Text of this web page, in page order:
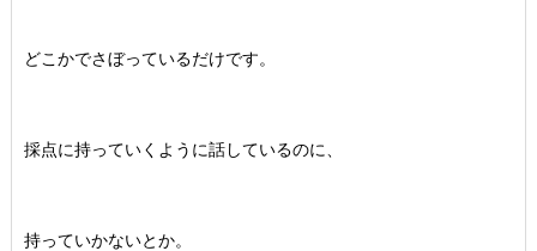
どこかでさぼっているだけです。
採点に持っていくように話しているのに、
持っていかないとか。